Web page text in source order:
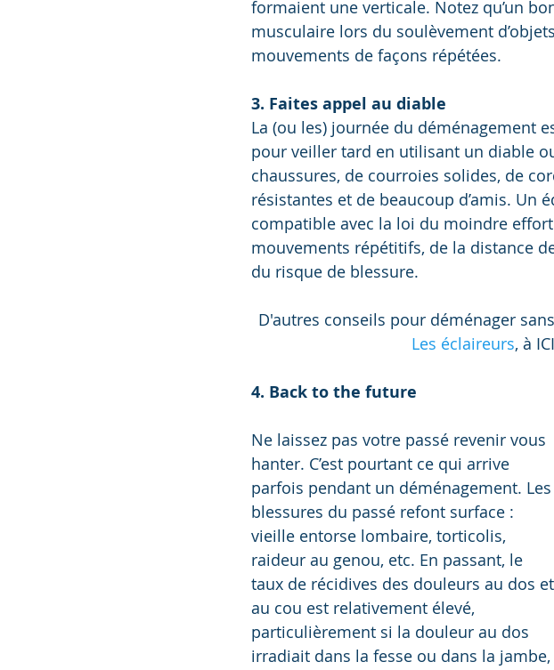
formaient une verticale. Notez qu’un
musculaire lors du soulèvement
mouvements de façons répétées.
3. Faites appel au diable
La (ou les) journée du déménagement
pour veiller tard en utilisant un diable
chaussures, de courroies solides, de
résistantes et de beaucoup d’amis.
compatible avec la loi du moindre
mouvements répétitifs, de la distance
du risque de blessure.
D'autres conseils pour déménager
Les éclaireurs, à
​4. Back to the future
Ne laissez pas votre passé revenir vous
hanter. C’est pourtant ce qui arrive
parfois pendant un déménagement. Les
blessures du passé refont surface :
vieille entorse lombaire, torticolis,
raideur au genou, etc. En passant, le
taux de récidives des douleurs au dos et
au cou est relativement élevé,
particulièrement si la douleur au dos
irradiait dans la fesse ou dans la